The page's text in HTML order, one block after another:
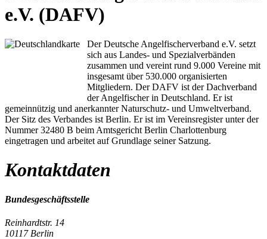
e.V. (DAFV)
Der Deutsche Angelfischerverband e.V. setzt
sich aus Landes- und Spezialverbänden
zusammen und vereint rund 9.000 Vereine mit
insgesamt über 530.000 organisierten
Mitgliedern. Der DAFV ist der Dachverband
der Angelfischer in Deutschland. Er ist
gemeinnützig und anerkannter Naturschutz- und Umweltverband.
Der Sitz des Verbandes ist Berlin. Er ist im Vereinsregister unter der
Nummer 32480 B beim Amtsgericht Berlin Charlottenburg
eingetragen und arbeitet auf Grundlage seiner Satzung.
Kontaktdaten
Bundesgeschäftsstelle
Reinhardtstr. 14
10117 Berlin